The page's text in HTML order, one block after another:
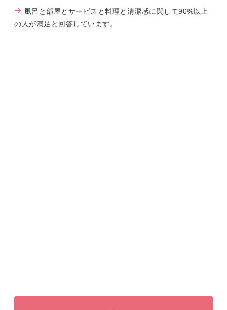
風呂と部屋とサービスと料理と清潔感に関して90%以上
の人が満足と回答しています。